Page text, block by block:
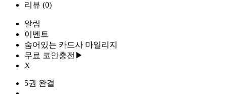
리뷰 (0)
알림
이벤트
숨어있는 카드사 마일리지
무료 코인충전▶
X
5권 완결